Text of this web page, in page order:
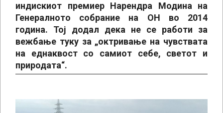
индискиот премиер Нарендра Модина на
Генералното собрание на ОН во 2014
година. Тој додал дека не се работи за
вежбање туку за „октривање на чувствата
на еднаквост со самиот себе, светот и
природата“.